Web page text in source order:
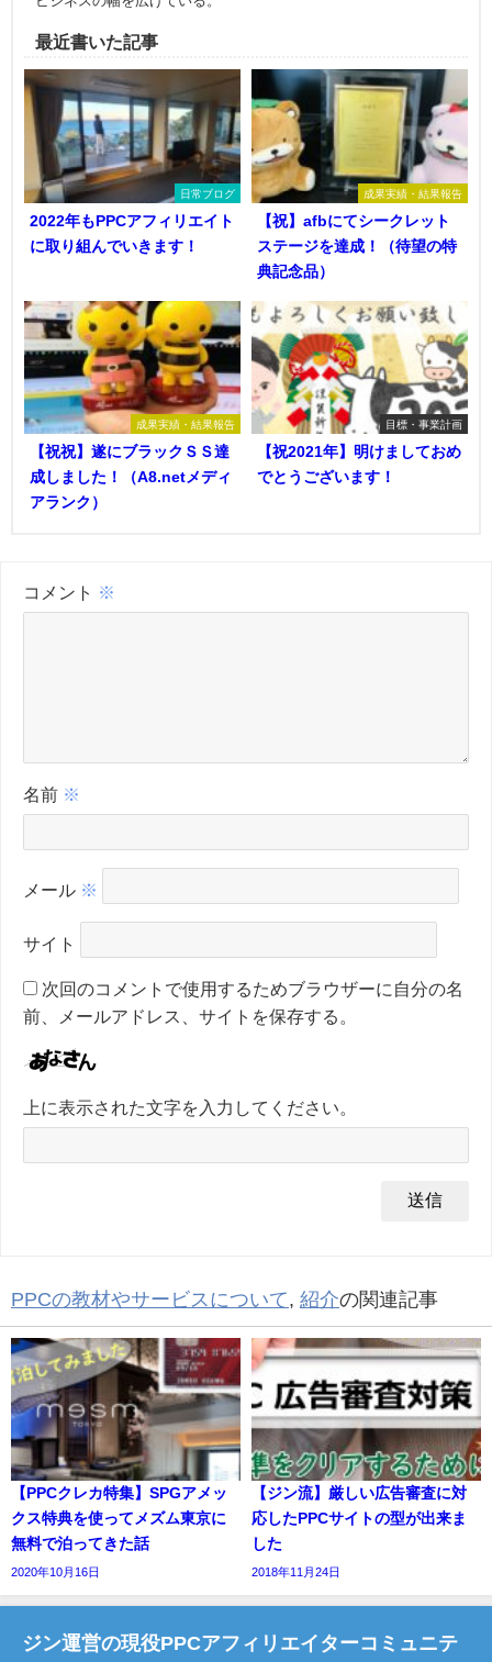
最近書いた記事
日常ブログ
2022年もPPCアフィリエイト
に取り組んでいきます！
成果実績・結果報告
【祝】afbにてシークレット
ステージを達成！（待望の特
典記念品）
成果実績・結果報告
【祝祝】遂にブラックＳＳ達
成しました！（A8.netメディ
アランク）
目標・事業計画
【祝2021年】明けましておめ
でとうございます！
コメント ※
名前 ※
メール ※
サイト
次回のコメントで使用するためブラウザーに自分の名
前、メールアドレス、サイトを保存する。
上に表示された文字を入力してください。
PPCの教材やサービスについて, 紹介の関連記事
【PPCクレカ特集】SPGアメッ
クス特典を使ってメズム東京に
無料で泊ってきた話
2020年10月16日
【ジン流】厳しい広告審査に対
応したPPCサイトの型が出来ま
した
2018年11月24日
ジン運営の現役PPCアフィリエイターコミュニテ